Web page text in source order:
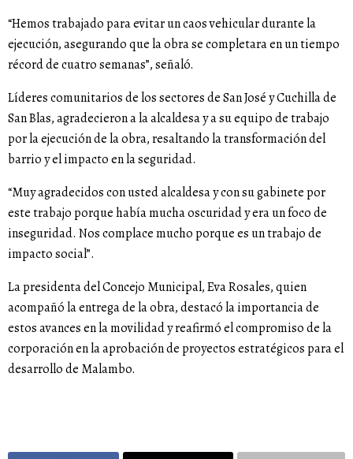
“Hemos trabajado para evitar un caos vehicular durante la
ejecución, asegurando que la obra se completara en un tiempo
récord de cuatro semanas”, señaló.
Líderes comunitarios de los sectores de San José y Cuchilla de
San Blas, agradecieron a la alcaldesa y a su equipo de trabajo
por la ejecución de la obra, resaltando la transformación del
barrio y el impacto en la seguridad.
“Muy agradecidos con usted alcaldesa y con su gabinete por
este trabajo porque había mucha oscuridad y era un foco de
inseguridad. Nos complace mucho porque es un trabajo de
impacto social”.
La presidenta del Concejo Municipal, Eva Rosales, quien
acompañó la entrega de la obra, destacó la importancia de
estos avances en la movilidad y reafirmó el compromiso de la
corporación en la aprobación de proyectos estratégicos para el
desarrollo de Malambo.